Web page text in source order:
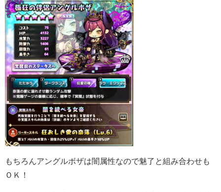
もちろんアングルボザは闇属性なので魅了と組み合わせも
ＯＫ！